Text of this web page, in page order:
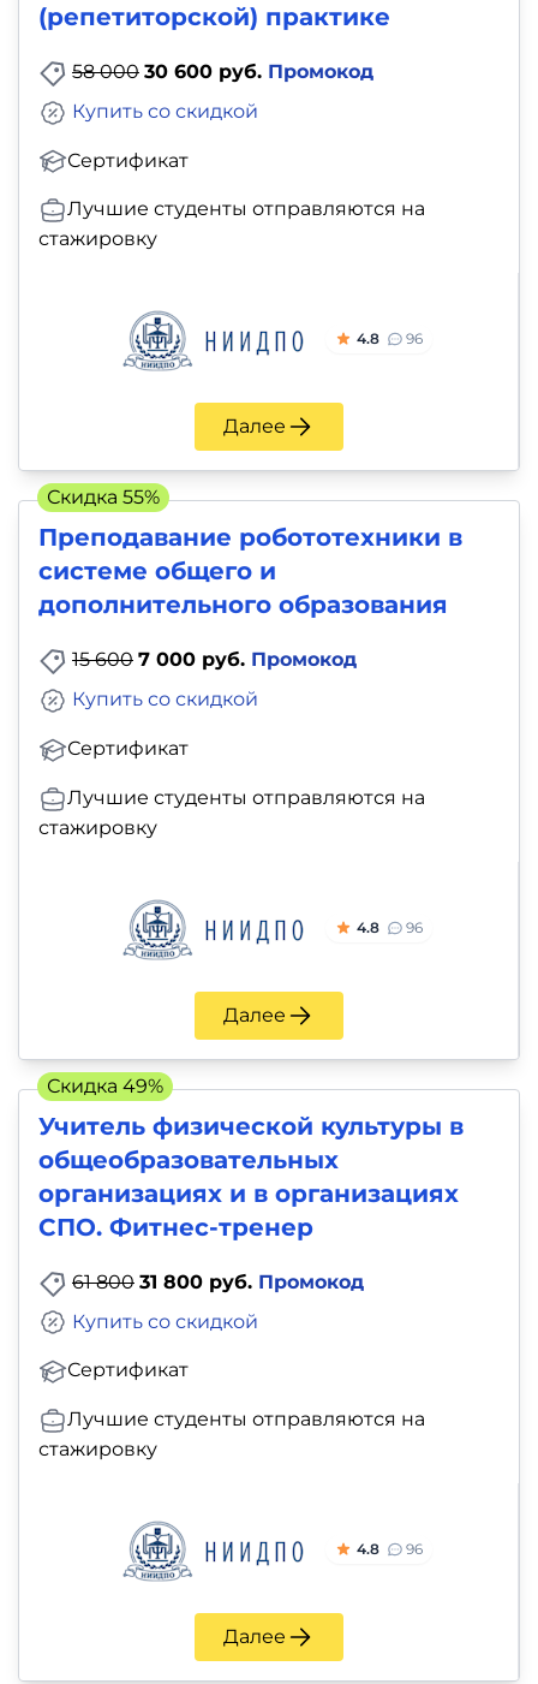
(репетиторской) практике
58 000 30 600 руб. Промокод
Сертификат
Купить со скидкой
Лучшие студенты отправляются на
стажировку
4.8 96
Далее
Преподавание робототехники в
системе общего и
дополнительного образования
15 600 7 000 руб. Промокод
Сертификат
Купить со скидкой
Лучшие студенты отправляются на
стажировку
4.8 96
Далее
Скидка 55%
Учитель физической культуры в
общеобразовательных
организациях и в организациях
СПО. Фитнес-тренер
61 800 31 800 руб. Промокод
Сертификат
Купить со скидкой
Лучшие студенты отправляются на
стажировку
4.8 96
Далее
Скидка 49%